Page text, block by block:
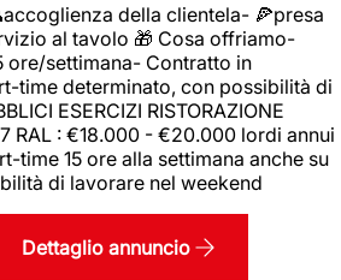
della clientela- 🍕presa
al tavolo 🎁 Cosa offriamo-
ore/settimana- Contratto in
time determinato, con possibilità di
ESERCIZI RISTORAZIONE
RAL : €18.000 - €20.000 lordi annui
time 15 ore alla settimana anche su
di lavorare nel weekend
Dettaglio annuncio